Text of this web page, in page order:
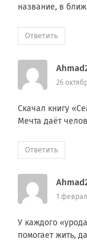
название, в
Ответить
26
Скачал книгу
Мечта даёт
Ответить
1
У каждого
помогает жить,